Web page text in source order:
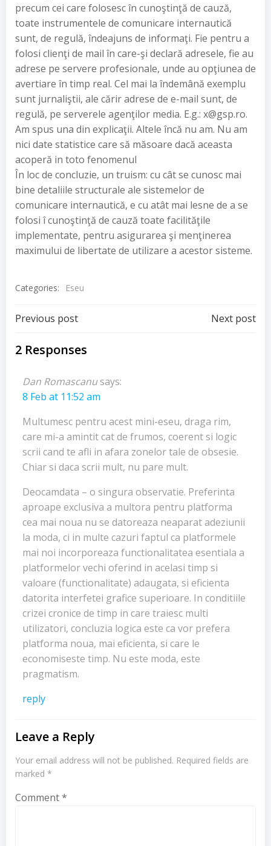
precum cei care folosesc în cunoştinţă de cauză,
toate instrumentele de comunicare internautică
sunt, de regulă, îndeajuns de informaţi. Fie pentru a
folosi clienţi de mail în care-şi declară adresele, fie au
adrese pe servere profesionale, unde au opţiunea de
avertiare în timp real. Cel mai la îndemână exemplu
sunt jurnaliştii, ale cărir adrese de e-mail sunt, de
regulă, pe serverele agenţilor media. E.g.: x@gsp.ro.
Am spus una din explicaţii. Altele încă nu am. Nu am
nici date statistice care să măsoare dacă aceasta
acoperă in toto fenomenul
În loc de concluzie, un truism: cu cât se cunosc mai
bine detaliile structurale ale sistemelor de
comunicare internautică, e cu atât mai lesne de a se
folosi î cunoştinţă de cauză toate facilităţile
implementate, pentru asigurarea şi menţinerea
maximului de libertate de utilizare a acestor sisteme.
Categories: Eseu
Post
navigation
Previous post Next post
2 Responses
Dan Romascanu says:
8 Feb at 11:52 am
Multumesc pentru acest mini-eseu, draga rim,
care mi-a amintit cat de frumos, coerent si logic
scrii cand te afli in afara zonelor tale de obsesie.
Chiar si daca scrii mult, nu pare mult.
Deocamdata – o singura observatie. Preferinta
aproape exclusiva a multora pentru platforma
cea mai noua nu se datoreaza neaparat adeziunii
la moda, ci in multe cazuri faptul ca platformele
mai noi incorporeaza functionalitatea esentiala a
platformelor vechi oferind in acelasi timp si
valoare (functionalitate) adaugata, si eficienta
datorita interfetei grafice superioare. In conditiile
crizei cronice de timp in care traiesc multi
utilizatori, concluzia logica este ca vor prefera
platforma noua, mai eficienta, si care le
economiseste timp. Nu este moda, este
pragmatism.
reply
Leave a Reply
Your email address will not be published. Required fields are
marked *
Comment*